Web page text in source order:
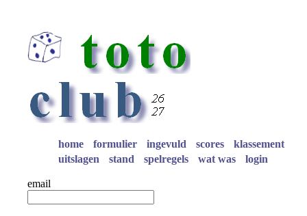
home formulier ingevuld scores
klassement
uitslagen
stand spelregels wat was login
email